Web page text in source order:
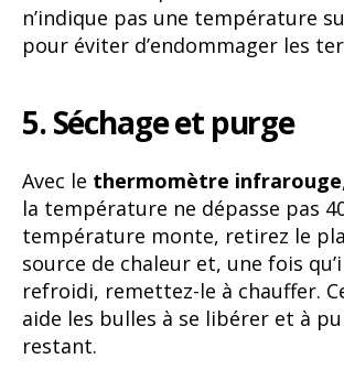
n’indique pas une température
pour éviter d’endommager les
5. Séchage et purge
Avec le thermomètre infrarouge
la température ne dépasse pas 40
température monte, retirez le
source de chaleur et, une fois
refroidi, remettez-le à chauffer.
aide les bulles à se libérer et à
restant.